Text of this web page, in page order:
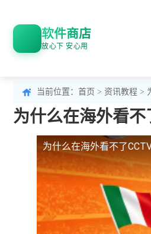
软件商店
放心下 安心用
当前位置： 首页 > 资讯教程 >
为什么在海外看
为什么在海外看不了